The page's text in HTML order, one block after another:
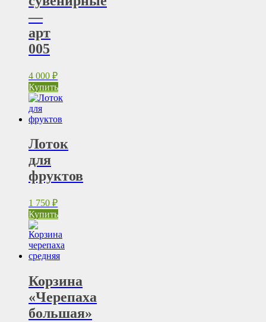
—
арт
005
4 000 ₽
Купить
Лоток
для
фруктов
1 750 ₽
Купить
Корзина
«Черепаха
большая»